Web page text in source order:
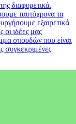
διαφορετικά.
ταυτόχρονα τα
εξαιρετικά
οι ιδέες μας
σπουδών που είναι
συγκεκριμένες